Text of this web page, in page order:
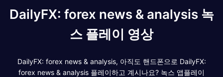
DailyFX: forex news & analysis 녹
스 플레이 영상
DailyFX: forex news & analysis, 아직도 핸드폰으로 DailyFX:
forex news & analysis 플레이하고 계시나요? 녹스 앱플레이